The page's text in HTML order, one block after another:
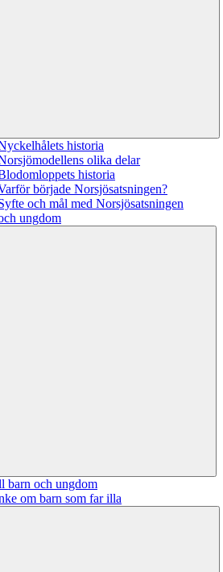
historia
olika delar
historia
började Norsjösatsningen?
och mål med Norsjösatsningen
ungdom
barn och ungdom
om barn som far illa